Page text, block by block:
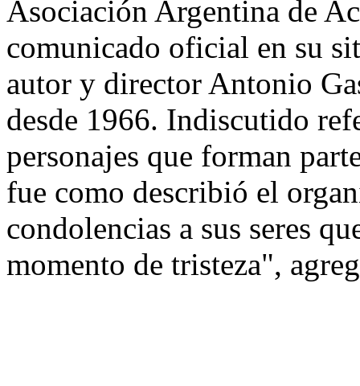
Asociación Argentina de
comunicado oficial en su
autor y director Antonio
desde 1966. Indiscutido
personajes que forman
fue como describió el
condolencias a sus seres
momento de tristeza",